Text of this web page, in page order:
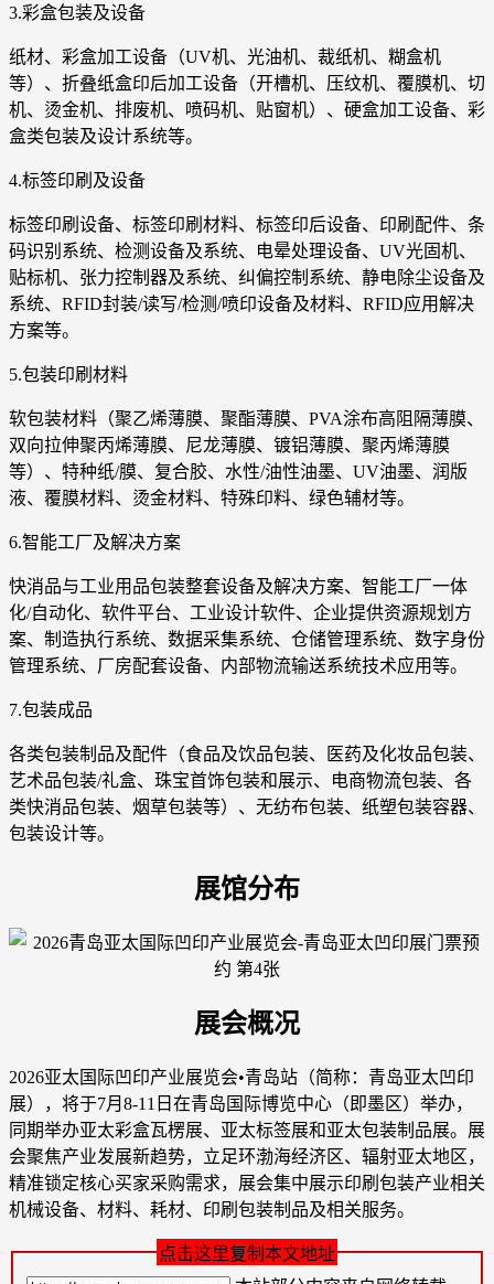
3.彩盒包装及设备
纸材、彩盒加工设备（UV机、光油机、裁纸机、糊盒机
等）、折叠纸盒印后加工设备（开槽机、压纹机、覆膜机、切
机、烫金机、排废机、喷码机、贴窗机）、硬盒加工设备、彩
盒类包装及设计系统等。
4.标签印刷及设备
标签印刷设备、标签印刷材料、标签印后设备、印刷配件、条
码识别系统、检测设备及系统、电晕处理设备、UV光固机、
贴标机、张力控制器及系统、纠偏控制系统、静电除尘设备及
系统、RFID封装/读写/检测/喷印设备及材料、RFID应用解决
方案等。
5.包装印刷材料
软包装材料（聚乙烯薄膜、聚酯薄膜、PVA涂布高阻隔薄膜、
双向拉伸聚丙烯薄膜、尼龙薄膜、镀铝薄膜、聚丙烯薄膜
等）、特种纸/膜、复合胶、水性/油性油墨、UV油墨、润版
液、覆膜材料、烫金材料、特殊印料、绿色辅材等。
6.智能工厂及解决方案
快消品与工业用品包装整套设备及解决方案、智能工厂一体
化/自动化、软件平台、工业设计软件、企业提供资源规划方
案、制造执行系统、数据采集系统、仓储管理系统、数字身份
管理系统、厂房配套设备、内部物流输送系统技术应用等。
7.包装成品
各类包装制品及配件（食品及饮品包装、医药及化妆品包装、
艺术品包装/礼盒、珠宝首饰包装和展示、电商物流包装、各
类快消品包装、烟草包装等）、无纺布包装、纸塑包装容器、
包装设计等。
展馆分布
展会概况
2026亚太国际凹印产业展览会•青岛站（简称：青岛亚太凹印
展），将于7月8-11日在青岛国际博览中心（即墨区）举办，
同期举办亚太彩盒瓦楞展、亚太标签展和亚太包装制品展。展
会聚焦产业发展新趋势，立足环渤海经济区、辐射亚太地区，
精准锁定核心买家采购需求，展会集中展示印刷包装产业相关
机械设备、材料、耗材、印刷包装制品及相关服务。
点击这里复制本文地址